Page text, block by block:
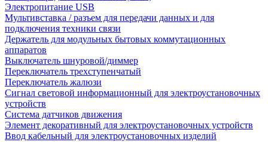
Электропитание USB
Мультивставка / разъем для передачи данных и для
подключения техники связи
Держатель для модульных бытовых коммутационных
аппаратов
Выключатель шнуровой/диммер
Переключатель трехступенчатый
Переключатель жалюзи
Сигнал световой информационный для электроустановочных
устройств
Система датчиков движения
Элемент декоративный для электроустановочных устройств
Ввод кабельный для электроустановочных изделий